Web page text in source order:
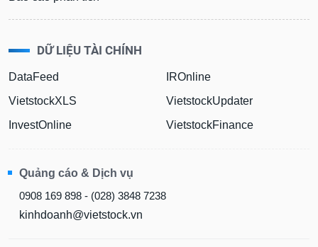
DỮ LIỆU TÀI CHÍNH
DataFeed
VietstockXLS
InvestOnline
IROnline
VietstockUpdater
VietstockFinance
Quảng cáo & Dịch vụ
0908 169 898 - (028) 3848 7238
kinhdoanh@vietstock.vn